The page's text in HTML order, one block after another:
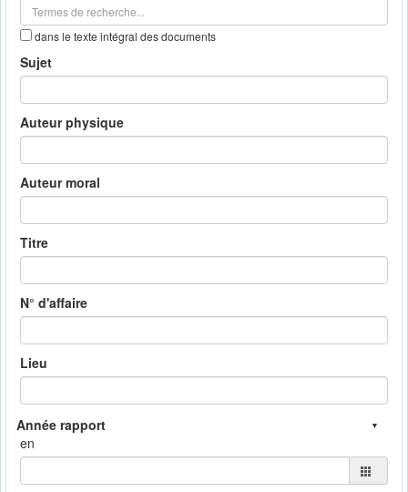
dans le texte intégral des documents
Sujet
Auteur physique
Auteur moral
Titre
N° d'affaire
Lieu
en